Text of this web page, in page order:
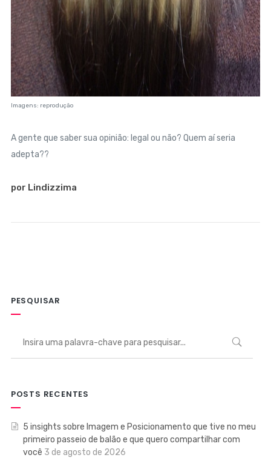
Imagens: reprodução
A gente que saber sua opinião: legal ou não? Quem aí seria
adepta??
por Lindizzima
PESQUISAR
POSTS RECENTES
5 insights sobre Imagem e Posicionamento que tive no meu
primeiro passeio de balão e que quero compartilhar com
você 3 de agosto de 2026